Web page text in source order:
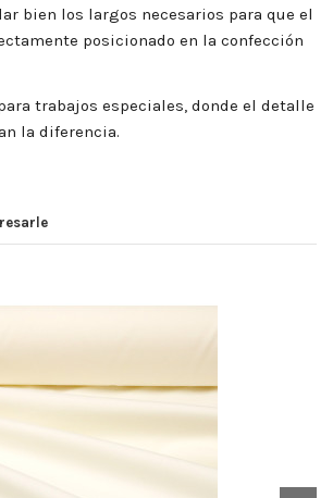
bien los largos necesarios para que el
posicionado en la confección
trabajos especiales, donde el detalle
la diferencia.